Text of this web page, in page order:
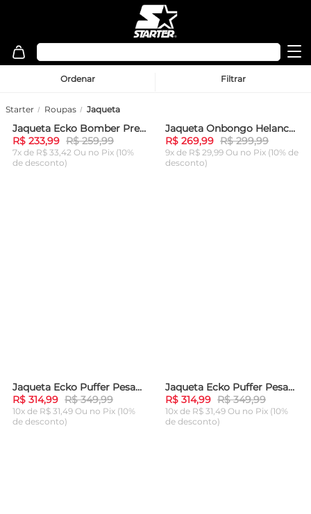
Ordenar Filtrar
Starter Roupas Jaqueta
- 10%Jaqueta Ecko Bomber Preta
R$ 233,99 R$ 259,99
7x de R$ 33,42 Ou no Pix (10%
de desconto)
-10%Jaqueta Onbongo Helanca Aberta Preta
R$ 269,99 R$ 299,99
9x de R$ 29,99 Ou no Pix (10% de
desconto)
-10%Jaqueta Ecko Puffer Pesada Preta
R$ 314,99 R$ 349,99
10x de R$ 31,49 Ou no Pix (10%
de desconto)
-10%Jaqueta Ecko Puffer Pesada Areia
R$ 314,99 R$ 349,99
10x de R$ 31,49 Ou no Pix (10%
de desconto)